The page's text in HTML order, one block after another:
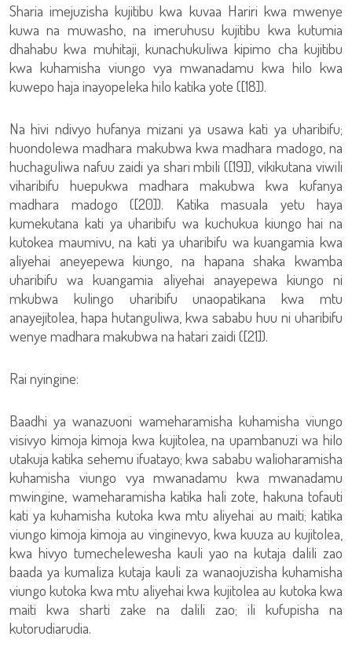
Sharia imejuzisha kujitibu kwa kuvaa Hariri kwa mwenye
kuwa na muwasho, na imeruhusu kujitibu kwa kutumia
dhahabu kwa muhitaji, kunachukuliwa kipimo cha kujitibu
kwa kuhamisha viungo vya mwanadamu kwa hilo kwa
kuwepo haja inayopeleka hilo katika yote ([18]).
Na hivi ndivyo hufanya mizani ya usawa kati ya uharibifu;
huondolewa madhara makubwa kwa madhara madogo, na
huchaguliwa nafuu zaidi ya shari mbili ([19]), vikikutana viwili
viharibifu huepukwa madhara makubwa kwa kufanya
madhara madogo ([20]). Katika masuala yetu haya
kumekutana kati ya uharibifu wa kuchukua kiungo hai na
kutokea maumivu, na kati ya uharibifu wa kuangamia kwa
aliyehai aneyepewa kiungo, na hapana shaka kwamba
uharibifu wa kuangamia aliyehai anayepewa kiungo ni
mkubwa kulingo uharibifu unaopatikana kwa mtu
anayejitolea, hapa hutanguliwa, kwa sababu huu ni uharibifu
wenye madhara makubwa na hatari zaidi ([21]).
Rai nyingine:
Baadhi ya wanazuoni wameharamisha kuhamisha viungo
visivyo kimoja kimoja kwa kujitolea, na upambanuzi wa hilo
utakuja katika sehemu ifuatayo; kwa sababu walioharamisha
kuhamisha viungo vya mwanadamu kwa mwanadamu
mwingine, wameharamisha katika hali zote, hakuna tofauti
kati ya kuhamisha kutoka kwa mtu aliyehai au maiti; katika
viungo kimoja kimoja au vinginevyo, kwa kuuza au kujitolea,
kwa hivyo tumechelewesha kauli yao na kutaja dalili zao
baada ya kumaliza kutaja kauli za wanaojuzisha kuhamisha
viungo kutoka kwa mtu aliyehai kwa kujitolea au kutoka kwa
maiti kwa sharti zake na dalili zao; ili kufupisha na
kutorudiarudia.